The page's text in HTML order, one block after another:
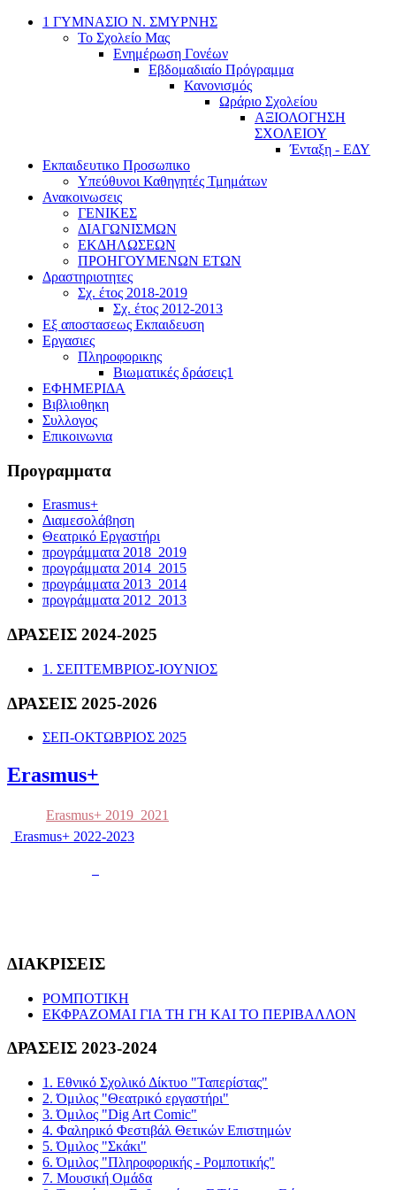
1 ΓΥΜΝΑΣΙΟ Ν. ΣΜΥΡΝΗΣ
Το Σχολείο Μας
Ενημέρωση Γονέων
Εβδομαδιαίο Πρόγραμμα
Κανονισμός
Ωράριο Σχολείου
ΑΞΙΟΛΟΓΗΣΗ
ΣΧΟΛΕΙΟΥ
Ένταξη - ΕΔΥ
Εκπαιδευτικο Προσωπικο
Υπεύθυνοι Καθηγητές Τμημάτων
Ανακοινωσεις
ΓΕΝΙΚΕΣ
ΔΙΑΓΩΝΙΣΜΩΝ
ΕΚΔΗΛΩΣΕΩΝ
ΠΡΟΗΓΟΥΜΕΝΩΝ ΕΤΩΝ
Δραστηριοτητες
Σχ. έτος 2018-2019
Σχ. έτος 2012-2013
Εξ αποστασεως Εκπαιδευση
Εργασιες
Πληροφορικης
Βιωματικές δράσεις1
ΕΦΗΜΕΡΙΔΑ
Βιβλιοθηκη
Συλλογος
Επικοινωνια
Προγραμματα
Erasmus+
Διαμεσολάβηση
Θεατρικό Εργαστήρι
προγράμματα 2018_2019
προγράμματα 2014_2015
προγράμματα 2013_2014
προγράμματα 2012_2013
ΔΡΑΣΕΙΣ 2024-2025
1. ΣΕΠΤΕΜΒΡΙΟΣ-ΙΟΥΝΙΟΣ
ΔΡΑΣΕΙΣ 2025-2026
ΣΕΠ-ΟΚΤΩΒΡΙΟΣ 2025
Erasmus+
Erasmus+ 2019_2021
Erasmus+ 2022-2023
ΔΙΑΚΡΙΣΕΙΣ
ΡΟΜΠΟΤΙΚΗ
ΕΚΦΡΑΖΟΜΑΙ ΓΙΑ ΤΗ ΓΗ ΚΑΙ ΤΟ ΠΕΡΙΒΑΛΛΟΝ
ΔΡΑΣΕΙΣ 2023-2024
1. Εθνικό Σχολικό Δίκτυο "Ταπερίστας"
2. Όμιλος "Θεατρικό εργαστήρι"
3. Όμιλος "Dig Art Comic"
4. Φαληρικό Φεστιβάλ Θετικών Επιστημών
5. Όμιλος "Σκάκι"
6. Όμιλος "Πληροφορικής - Ρομποτικής"
7. Μουσική Ομάδα